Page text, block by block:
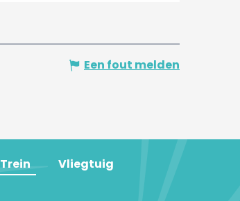
Een fout melden
Trein Vliegtuig